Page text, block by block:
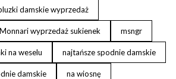
damskie wyprzedaż
Monnari wyprzedaż sukienek msngr
na weselu najtańsze spodnie damskie
damskie na wiosnę